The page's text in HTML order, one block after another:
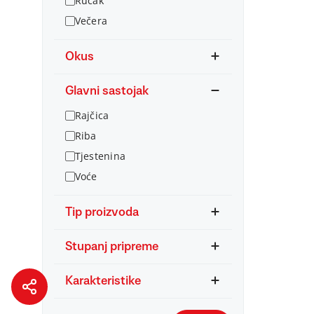
Večera
Okus
Glavni sastojak
Rajčica
Riba
Tjestenina
Voće
Tip proizvoda
Stupanj pripreme
Karakteristike